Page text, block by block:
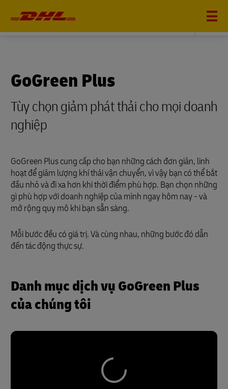
DHL GLOBAL FORWARDING
GoGreen Plus
Tùy chọn giảm phát thải cho mọi doanh
nghiệp
GoGreen Plus cung cấp cho bạn những cách đơn giản, linh
hoạt để giảm lượng khí thải vận chuyển, vì vậy bạn có thể bắt
đầu nhỏ và đi xa hơn khi thời điểm phù hợp. Bạn chọn những
gì phù hợp với doanh nghiệp của mình ngay hôm nay - và
mở rộng quy mô khi bạn sẵn sàng.
Mỗi bước đều có giá trị. Và cùng nhau, những bước đó dẫn
đến tác động thực sự.
Danh mục dịch vụ GoGreen Plus
của chúng tôi